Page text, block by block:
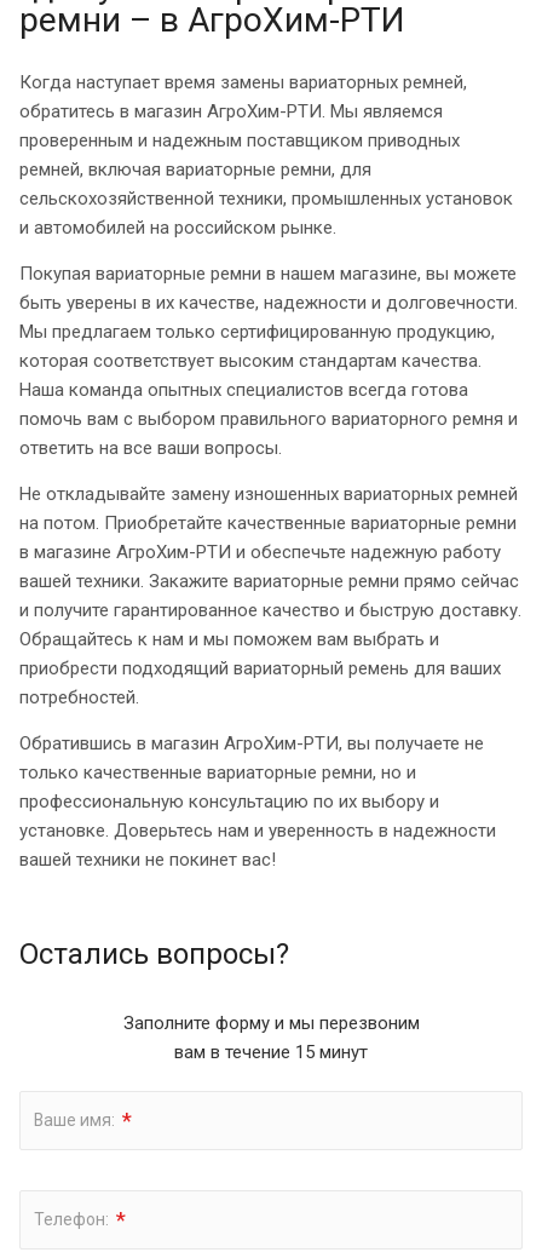
ремни – в АгроХим-РТИ
Когда наступает время замены вариаторных ремней,
обратитесь в магазин АгроХим-РТИ. Мы являемся
проверенным и надежным поставщиком приводных
ремней, включая вариаторные ремни, для
сельскохозяйственной техники, промышленных установок
и автомобилей на российском рынке.
Покупая вариаторные ремни в нашем магазине, вы можете
быть уверены в их качестве, надежности и долговечности.
Мы предлагаем только сертифицированную продукцию,
которая соответствует высоким стандартам качества.
Наша команда опытных специалистов всегда готова
помочь вам с выбором правильного вариаторного ремня и
ответить на все ваши вопросы.
Не откладывайте замену изношенных вариаторных ремней
на потом. Приобретайте качественные вариаторные ремни
в магазине АгроХим-РТИ и обеспечьте надежную работу
вашей техники. Закажите вариаторные ремни прямо сейчас
и получите гарантированное качество и быструю доставку.
Обращайтесь к нам и мы поможем вам выбрать и
приобрести подходящий вариаторный ремень для ваших
потребностей.
Обратившись в магазин АгроХим-РТИ, вы получаете не
только качественные вариаторные ремни, но и
профессиональную консультацию по их выбору и
установке. Доверьтесь нам и уверенность в надежности
вашей техники не покинет вас!
Остались вопросы?
Заполните форму и мы перезвоним
вам в течение 15 минут
Ваше имя: *
Телефон: *